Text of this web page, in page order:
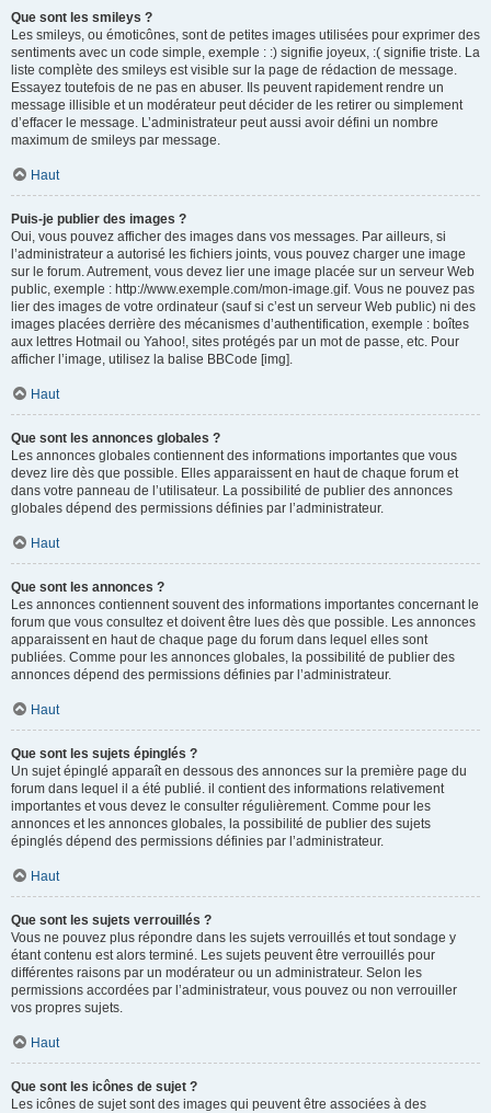
Que sont les smileys ?
Les smileys, ou émoticônes, sont de petites images utilisées pour exprimer des
sentiments avec un code simple, exemple : :) signifie joyeux, :( signifie triste. La
liste complète des smileys est visible sur la page de rédaction de message.
Essayez toutefois de ne pas en abuser. Ils peuvent rapidement rendre un
message illisible et un modérateur peut décider de les retirer ou simplement
d’effacer le message. L’administrateur peut aussi avoir défini un nombre
maximum de smileys par message.
Haut
Puis-je publier des images ?
Oui, vous pouvez afficher des images dans vos messages. Par ailleurs, si
l’administrateur a autorisé les fichiers joints, vous pouvez charger une image
sur le forum. Autrement, vous devez lier une image placée sur un serveur Web
public, exemple : http://www.exemple.com/mon-image.gif. Vous ne pouvez pas
lier des images de votre ordinateur (sauf si c’est un serveur Web public) ni des
images placées derrière des mécanismes d’authentification, exemple : boîtes
aux lettres Hotmail ou Yahoo!, sites protégés par un mot de passe, etc. Pour
afficher l’image, utilisez la balise BBCode [img].
Haut
Que sont les annonces globales ?
Les annonces globales contiennent des informations importantes que vous
devez lire dès que possible. Elles apparaissent en haut de chaque forum et
dans votre panneau de l’utilisateur. La possibilité de publier des annonces
globales dépend des permissions définies par l’administrateur.
Haut
Que sont les annonces ?
Les annonces contiennent souvent des informations importantes concernant le
forum que vous consultez et doivent être lues dès que possible. Les annonces
apparaissent en haut de chaque page du forum dans lequel elles sont
publiées. Comme pour les annonces globales, la possibilité de publier des
annonces dépend des permissions définies par l’administrateur.
Haut
Que sont les sujets épinglés ?
Un sujet épinglé apparaît en dessous des annonces sur la première page du
forum dans lequel il a été publié. il contient des informations relativement
importantes et vous devez le consulter régulièrement. Comme pour les
annonces et les annonces globales, la possibilité de publier des sujets
épinglés dépend des permissions définies par l’administrateur.
Haut
Que sont les sujets verrouillés ?
Vous ne pouvez plus répondre dans les sujets verrouillés et tout sondage y
étant contenu est alors terminé. Les sujets peuvent être verrouillés pour
différentes raisons par un modérateur ou un administrateur. Selon les
permissions accordées par l’administrateur, vous pouvez ou non verrouiller
vos propres sujets.
Haut
Que sont les icônes de sujet ?
Les icônes de sujet sont des images qui peuvent être associées à des